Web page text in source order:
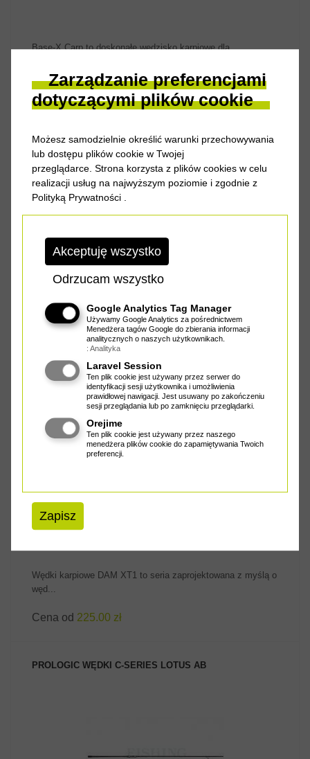
Zarządzanie preferencjami
dotyczącymi plików cookie
Możesz samodzielnie określić warunki przechowywania
lub dostępu plików cookie w Twojej
przeglądarce. Strona korzysta z plików cookies w celu
realizacji usług na najwyższym poziomie i zgodnie z
Polityką Prywatności .
Akceptuję wszystko
Odrzucam wszystko
Google Analytics Tag Manager
Używamy Google Analytics za pośrednictwem
Menedżera tagów Google do zbierania informacji
analitycznych o naszych użytkownikach.
: Analityka
Laravel Session
Ten plik cookie jest używany przez serwer do
identyfikacji sesji użytkownika i umożliwienia
prawidłowej nawigacji. Jest usuwany po zakończeniu
sesji przeglądania lub po zamknięciu przeglądarki.
Orejime
Ten plik cookie jest używany przez naszego
menedżera plików cookie do zapamiętywania Twoich
preferencji.
Zapisz
Base-X Carp to doskonałe wędzisko karpiowe dla
Cena od156.00 zł
DAM WĘDKI XT1 TELE
Wędki teleskopowe XT1 Tele mają również tę samą smukłą i
moc...
303.00 zł
DAM WĘDKI XT1
Wędki karpiowe DAM XT1 to seria zaprojektowana z myślą o
węd...
Cena od 225.00 zł
PROLOGIC WĘDKI C-SERIES LOTUS AB